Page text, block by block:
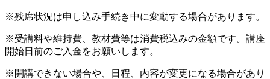
※残席状況は申し込み手続き中に変動する場合があります。
※受講料や維持費、教材費等は消費税込みの金額です。講座
開始日前のご入金をお願いします。
※開講できない場合や、日程、内容が変更になる場合があり